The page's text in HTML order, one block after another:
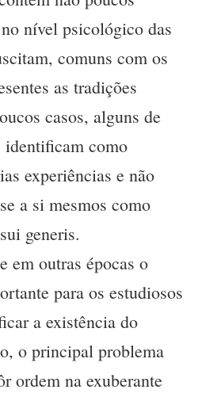
nível psicológico das
comuns com os
as tradições
casos, alguns de
identificam como
experiências e não
a si mesmos como
generis.
em outras épocas o
para os estudiosos
a existência do
o principal problema
ordem na exuberante